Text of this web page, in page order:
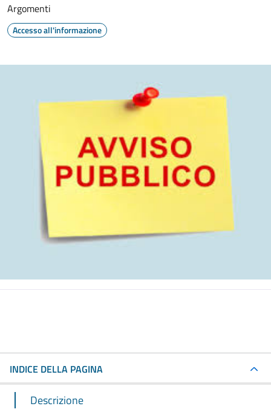
Argomenti
Accesso all'informazione
INDICE DELLA PAGINA
Descrizione